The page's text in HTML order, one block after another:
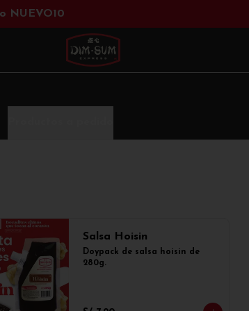
NUEVO10
Salsa Hoisin
Doypack de salsa hoisin de
280g.